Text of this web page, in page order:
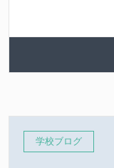
学校ブログ